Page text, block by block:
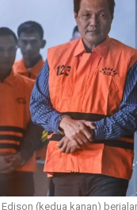
(kedua kanan)